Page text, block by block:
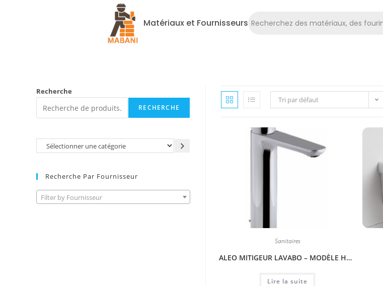
Matériaux et Fournisseurs
Tri par défaut
Sanitaires
ALEO MITIGEUR LAVABO – MODÈLE HAUT – AVEC FLEXIBLES D’ALIMENTATION PEX TOURNANTS.
Lire la suite
Recherche
RECHERCHE
Recherche Par Fournisseur
Filter by Fournisseur